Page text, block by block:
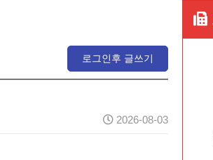
로그인후 글쓰기
2026-08-03